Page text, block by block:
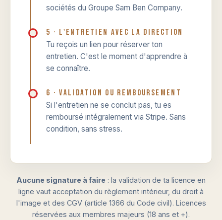
sociétés du Groupe Sam Ben Company.
5 · L'entretien avec la direction
Tu reçois un lien pour réserver ton
entretien. C'est le moment d'apprendre à
se connaître.
6 · Validation ou remboursement
Si l'entretien ne se conclut pas, tu es
remboursé intégralement via Stripe. Sans
condition, sans stress.
Aucune signature à faire : la validation de ta licence en
ligne vaut acceptation du règlement intérieur, du droit à
l'image et des CGV (article 1366 du Code civil). Licences
réservées aux membres majeurs (18 ans et +).